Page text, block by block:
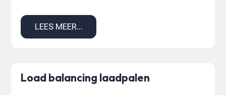
LEES MEER...
Load balancing laadpalen